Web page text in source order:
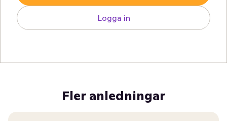
Logga in
Fler anledningar